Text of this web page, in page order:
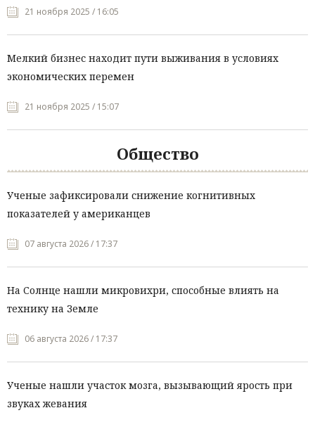
21 ноября 2025 / 16:05
Мелкий бизнес находит пути выживания в условиях
экономических перемен
21 ноября 2025 / 15:07
Общество
Ученые зафиксировали снижение когнитивных
показателей у американцев
07 августа 2026 / 17:37
На Солнце нашли микровихри, способные влиять на
технику на Земле
06 августа 2026 / 17:37
Ученые нашли участок мозга, вызывающий ярость при
звуках жевания